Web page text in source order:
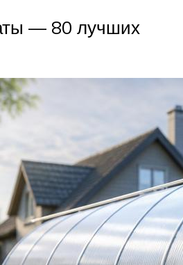
— 80 лучших